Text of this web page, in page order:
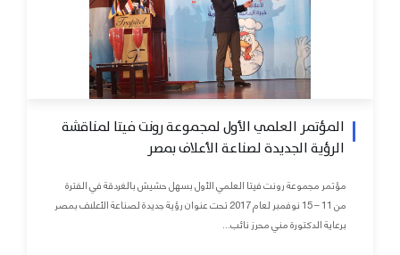
المؤتمر العلمي الأول لمجموعة رونت فيتا لمناقشة
الرؤية الجديدة لصناعة الأعلاف بمصر
مؤتمر مجموعة رونت فيتا العلمي الأول بسهل حشيش بالغردقة في الفترة
من 11 – 15 نوفمبر لعام 2017 تحت عنوان رؤية جديدة لصناعة الأعلاف بمصر
برعاية الدكتورة مني محرز نائب...